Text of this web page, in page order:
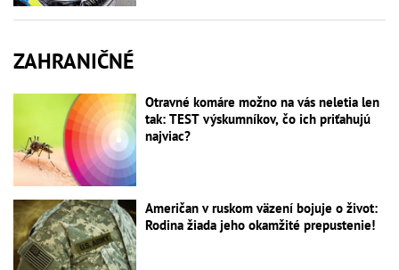
ZAHRANIČNÉ
Otravné komáre možno na vás neletia len
tak: TEST výskumníkov, čo ich priťahujú
najviac?
Američan v ruskom väzení bojuje o život:
Rodina žiada jeho okamžité prepustenie!